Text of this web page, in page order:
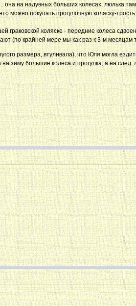
на надувных больших колесах, люлька
можно покупать прогулочную коляску-
граковской коляске - передние колеса
(по крайней мере мы как раз к 3-м месяцам
размера, втуливала), что Юля могла
большие колеса и прогулка, а на след.